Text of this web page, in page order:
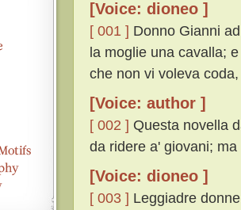
[Voice: dioneo ]
[ 001 ] Donno Gianni
la moglie una cavalla;
che non vi voleva
[Voice: author ]
[ 002 ] Questa novella
da ridere a' giovani;
[Voice: dioneo ]
[ 003 ] Leggiadre